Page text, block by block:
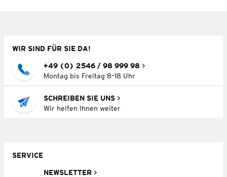
WIR SIND FÜR SIE DA!
+49 (0) 2546 / 98 999 98
Montag bis Freitag 8–18 Uhr
SCHREIBEN SIE UNS
Wir helfen Ihnen weiter
SERVICE
NEWSLETTER